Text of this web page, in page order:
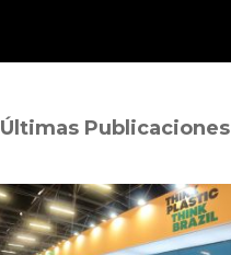
Últimas Publicaciones